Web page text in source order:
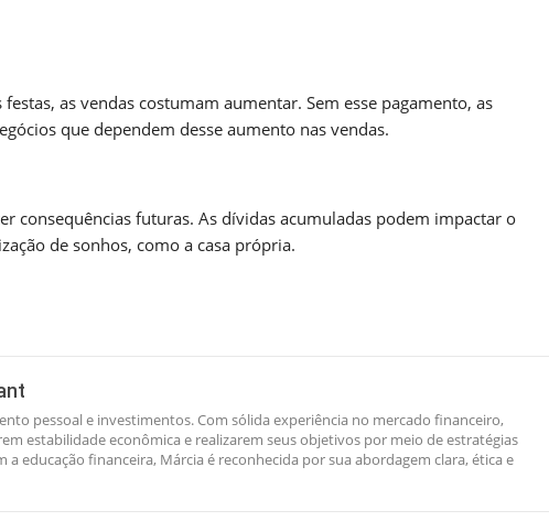
as vendas costumam aumentar. Sem esse pagamento, as
que dependem desse aumento nas vendas.
consequências futuras. As dívidas acumuladas podem impactar o
de sonhos, como a casa própria.
pessoal e investimentos. Com sólida experiência no mercado financeiro,
estabilidade econômica e realizarem seus objetivos por meio de estratégias
educação financeira, Márcia é reconhecida por sua abordagem clara, ética e